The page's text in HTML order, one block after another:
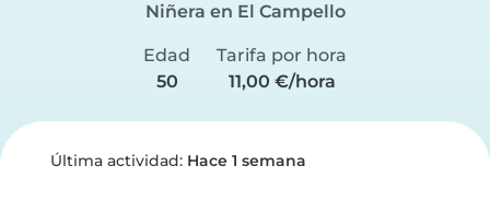
Niñera en El Campello
Edad
50
Tarifa por hora
11,00 €/hora
Última actividad: Hace 1 semana